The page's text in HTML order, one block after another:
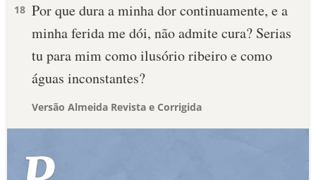
18 Por que dura a minha dor continuamente, e a
minha ferida me dói, não admite cura? Serias
tu para mim como ilusório ribeiro e como
águas inconstantes?
Versão Almeida Revista e Corrigida